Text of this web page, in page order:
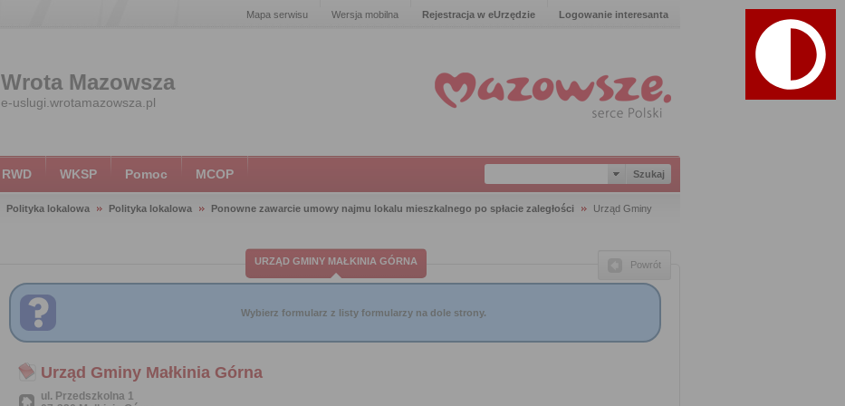
Mapa serwisu Wersja mobilna Rejestracja w eUrzędzie Logowanie interesanta
Wrota Mazowsza
e-uslugi.wrotamazowsza.pl
RWD WKSP Pomoc MCOP
Polityka lokalowa Polityka lokalowa Ponowne zawarcie umowy najmu lokalu mieszkalnego po spłacie zaległości
Urząd Gminy
URZĄD GMINY MAŁKINIA GÓRNA Powrót
Wybierz formularz z listy formularzy na dole strony.
Urząd Gminy Małkinia Górna
ul. Przedszkolna 1